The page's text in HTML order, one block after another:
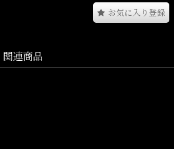
生地には通年着用しやすい8ozライトデニム
サビをイメージした独特な風合いとカラー
お気に入り登録
関連商品